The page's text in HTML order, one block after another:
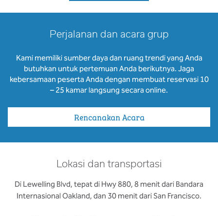
Perjalanan dan acara grup
Kami memiliki sumber daya dan ruang trendi yang Anda
butuhkan untuk pertemuan Anda berikutnya. Jaga
kebersamaan peserta Anda dengan membuat reservasi 10
– 25 kamar langsung secara online.
Rencanakan Acara
Lokasi dan transportasi
Di Lewelling Blvd, tepat di Hwy 880, 8 menit dari Bandara
Internasional Oakland, dan 30 menit dari San Francisco.